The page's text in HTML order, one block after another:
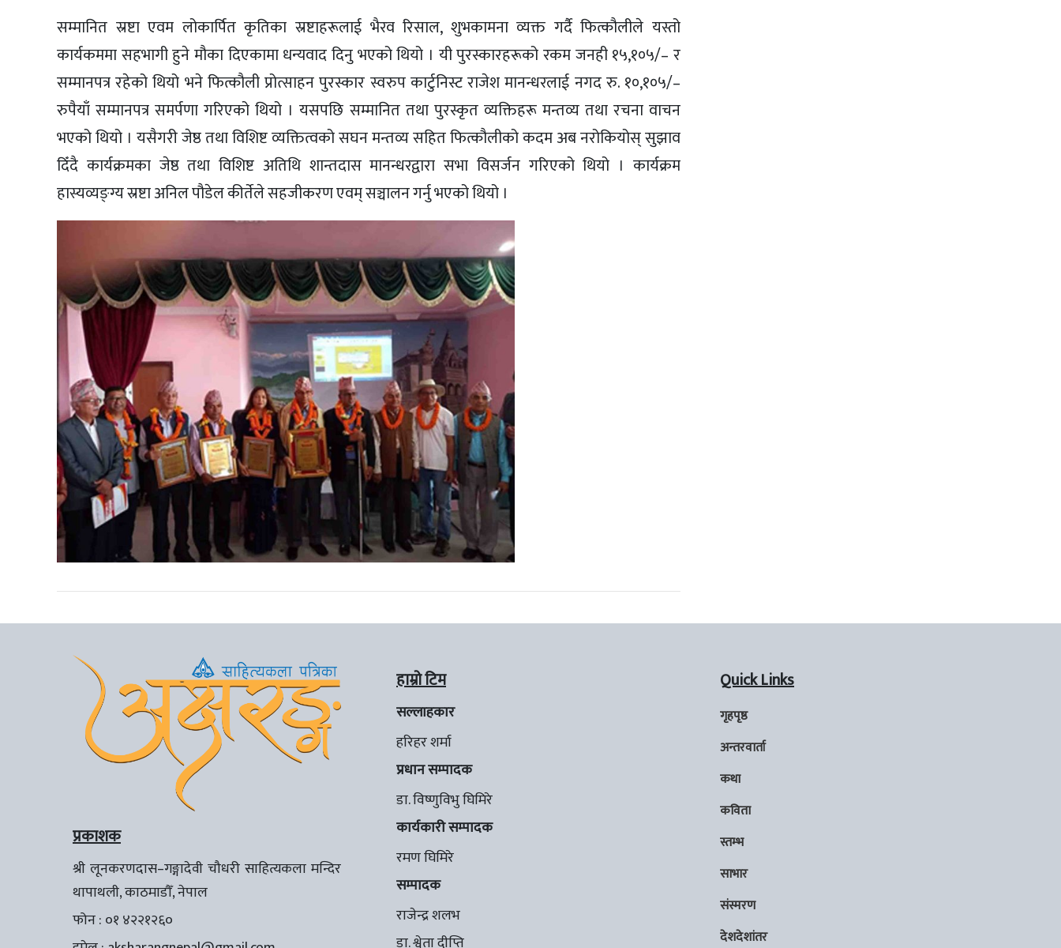
सम्मानित स्रष्टा एवम लोकार्पित कृतिका स्रष्टाहरूलाई भैरव रिसाल, शुभकामना व्यक्त गर्दै फित्कौलीले यस्तो
कार्यकममा सहभागी हुने मौका दिएकामा धन्यवाद दिनु भएको थियो । यी पुरस्कारहरूको रकम जनही १५,१०५/– र
सम्मानपत्र रहेको थियो भने फित्कौली प्रोत्साहन पुरस्कार स्वरुप कार्टुनिस्ट राजेश मानन्धरलाई नगद रु. १०,१०५/–
रुपैयाँ सम्मानपत्र समर्पणा गरिएको थियो । यसपछि सम्मानित तथा पुरस्कृत व्यक्तिहरू मन्तव्य तथा रचना वाचन
भएको थियो । यसैगरी जेष्ठ तथा विशिष्ट व्यक्तित्वको सघन मन्तव्य सहित फित्कौलीको कदम अब नरोकियोस् सुझाव
दिँदै कार्यक्रमका जेष्ठ तथा विशिष्ट अतिथि शान्तदास मानन्धरद्वारा सभा विसर्जन गरिएको थियो । कार्यक्रम
हास्यव्यङ्ग्य स्रष्टा अनिल पौडेल कीर्तेले सहजीकरण एवम् सञ्चालन गर्नु भएको थियो ।
प्रकाशक
श्री लूनकरणदास–गङ्गादेवी चौधरी साहित्यकला मन्दिर
थापाथली, काठमाडौँ, नेपाल
फोन : ०१ ४२२१२६०
हाम्रो टिम
सल्लाहकार
हरिहर शर्मा
प्रधान सम्पादक
डा. विष्णुविभु घिमिरे
कार्यकारी सम्पादक
रमण घिमिरे
सम्पादक
राजेन्द्र शलभ
Quick Links
गृहपृष्ठ
अन्तरवार्ता
कथा
कविता
स्तम्भ
साभार
संस्मरण
देशदेशांतर